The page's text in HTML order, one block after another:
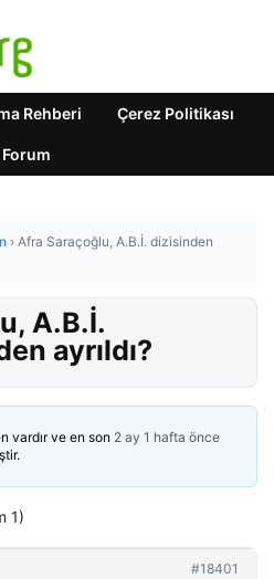
Rehberi Çerez Politikası
Forum
› Afra Saraçoğlu, A.B.İ. dizisinden
A.B.İ.
ayrıldı?
vardır ve en son 2 ay 1 hafta önce
1)
#18401